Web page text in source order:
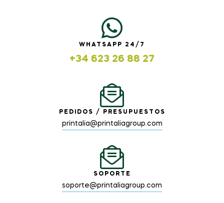
WHATSAPP 24/7
+34 623 26 88 27
PEDIDOS / PRESUPUESTOS
printalia@printaliagroup.com
SOPORTE
soporte@printaliagroup.com